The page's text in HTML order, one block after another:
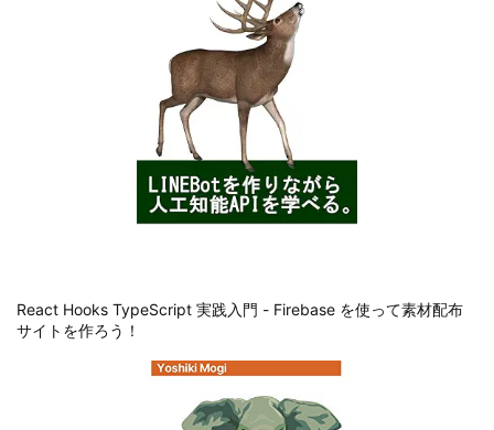
React Hooks TypeScript 実践入門 - Firebase を使って素材配布
サイトを作ろう！